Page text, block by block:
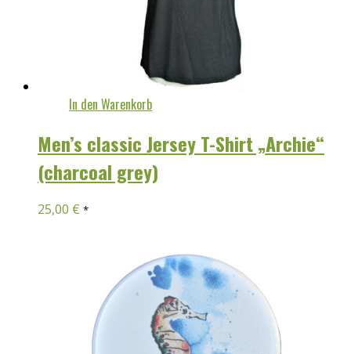
In den Warenkorb
Men’s classic Jersey T-Shirt „Archie“
(charcoal grey)
25,00 € *